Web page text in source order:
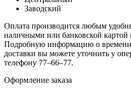
Заводский
Оплата производится любым
наличными или банковской картой
Подробную информацию о
доставки вы можете уточнить у
телефону 77‒66‒77.
Оформление заказа